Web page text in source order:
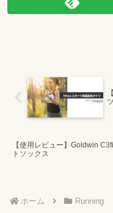
【使用レビュー】Goldwin
トソックス
ホーム Running